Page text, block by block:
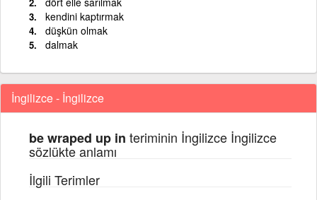
kendini kaptırmak
düşkün olmak
dalmak
İngilizce - İngilizce
be wraped up in teriminin İngilizce İngilizce
sözlükte anlamı
İlgili Terimler